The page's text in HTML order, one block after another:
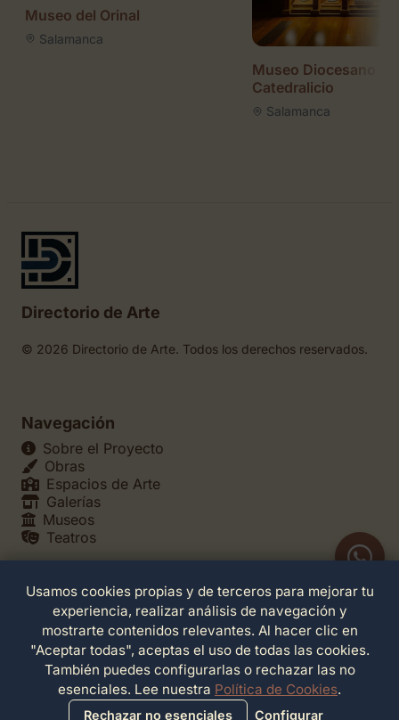
Museo del Orinal
Salamanca
Museo Diocesano y
Catedralicio
Salamanca
Directorio de Arte
© 2026 Directorio de Arte. Todos los derechos reservados.
Navegación
Sobre el Proyecto
Obras
Espacios de Arte
Galerías
Museos
Teatros
Legales
Política de Privacidad
Política de Cookies
Configuración de Cookies
Términos de Servicio
Contacto
Usamos cookies propias y de terceros para mejorar tu
experiencia, realizar análisis de navegación y
mostrarte contenidos relevantes. Al hacer clic en
"Aceptar todas", aceptas el uso de todas las cookies.
También puedes configurarlas o rechazar las no
esenciales. Lee nuestra Política de Cookies.
Rechazar no esenciales Configurar